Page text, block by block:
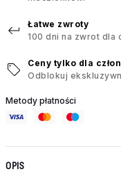
Łatwe zwroty
100 dni na zwrot dla
Ceny tylko dla
Odblokuj
Metody płatności
OPIS